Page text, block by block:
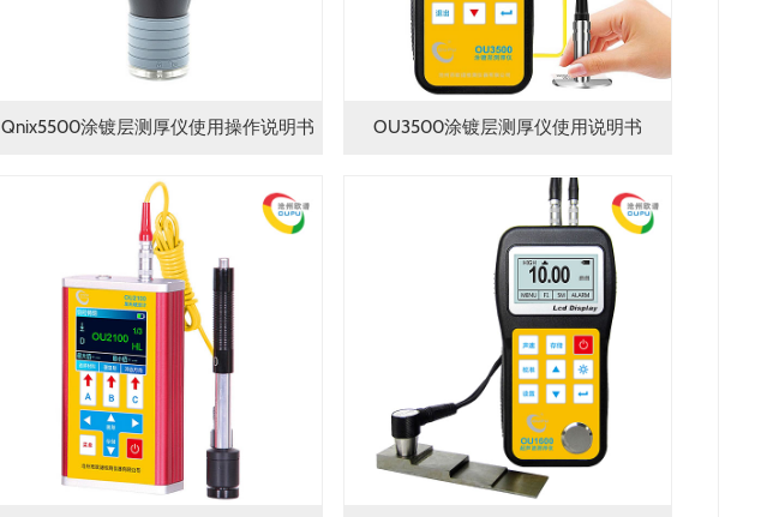
Qnix5500涂镀层测厚仪使用操作说明书 OU3500涂镀层测厚仪使用说明书